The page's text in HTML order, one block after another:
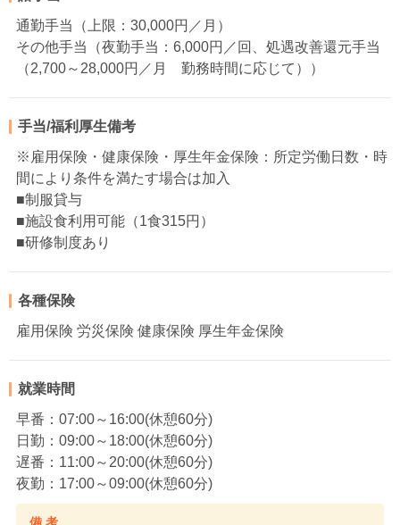
通勤手当（上限：30,000円／月）
その他手当（夜勤手当：6,000円／回、処遇改善還元手当
（2,700～28,000円／月 勤務時間に応じて））
手当/福利厚生備考
※雇用保険・健康保険・厚生年金保険：所定労働日数・時
間により条件を満たす場合は加入
■制服貸与
■施設食利用可能（1食315円）
■研修制度あり
各種保険
雇用保険 労災保険 健康保険 厚生年金保険
就業時間
早番：07:00～16:00(休憩60分)
日勤：09:00～18:00(休憩60分)
遅番：11:00～20:00(休憩60分)
夜勤：17:00～09:00(休憩60分)
備 考